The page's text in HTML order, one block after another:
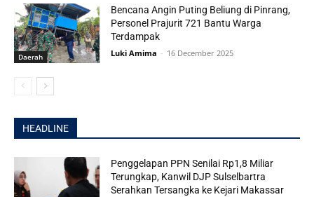
Daerah
Bencana Angin Puting Beliung di Pinrang,
Personel Prajurit 721 Bantu Warga
Terdampak
Luki Amima - 16 December 2025
HEADLINE
Penggelapan PPN Senilai Rp1,8 Miliar
Terungkap, Kanwil DJP Sulselbartra
Serahkan Tersangka ke Kejari Makassar